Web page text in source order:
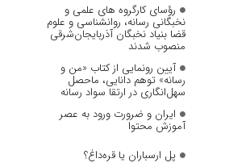
رؤسای کارگروه های علمی و
نخبگانی رسانه، روانشناسی و علوم
قضا بنیاد نخبگان آذربایجان‌شرقی
منصوب شدند
آیین رونمایی از کتاب «من و
رسانه» توهم دانایی، ماحصل
سهل‌انگاری در ارتقا سواد رسانه
ایران و ضرورت ورود به عصر
آموزش محتوا
پل ارسباران یا قره‌داغ؟